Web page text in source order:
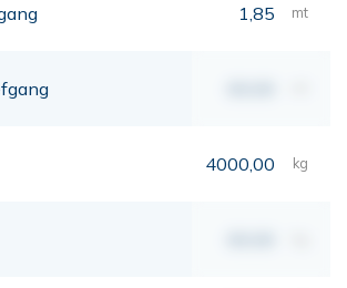
1,85 mt
4000,00 kg